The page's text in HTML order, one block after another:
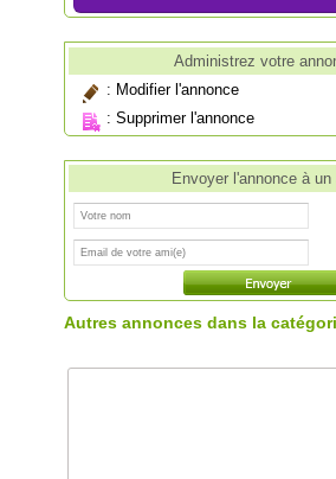
Administrez votre
: Modifier l'annonce
:Supprimer l'annonce
Envoyer l'annonce à un
Autres annonces dans la